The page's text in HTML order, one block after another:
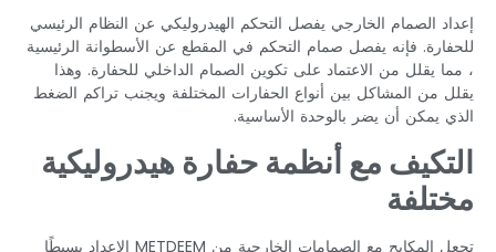
إعداد الصمام الخارجي يفصل التحكم الهيدروليكي عن النظام الرئيسي
للحفارة. فإنه يفصل صمام التحكم في المقطع عن الأسطوانة الرئيسية
، مما يقلل من الاعتماد على تكوين الصمام الداخلي للحفارة. وهذا
يقلل من المشاكل بين أنواع الحفارات المختلفة ويجنب تراكم الضغط
الذي يمكن أن يضر بالوحدة الأساسية.
التكيف مع أنظمة حفارة هيدروليكية
مختلفة
تجعل المكابح مع الصمامات الخارجية من METDEEM الإعداد بسيطًا